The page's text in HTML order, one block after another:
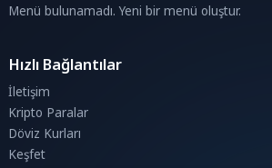
Menü bulunamadı. Yeni bir menü oluştur.
Hızlı Bağlantılar
İletişim
Kripto Paralar
Döviz Kurları
Keşfet